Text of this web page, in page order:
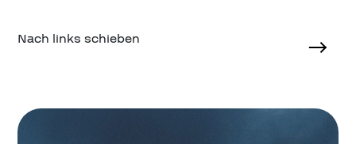
Nach links schieben